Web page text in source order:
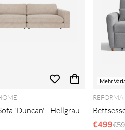
'Duncan' - Hellgrau
Mehr
REFORMA
€499